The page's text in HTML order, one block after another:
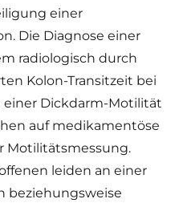
einer
Die Diagnose einer
radiologisch durch
Kolon-Transitzeit bei
Dickdarm-Motilität
auf medikamentöse
Motilitätsmessung.
leiden an einer
beziehungsweise